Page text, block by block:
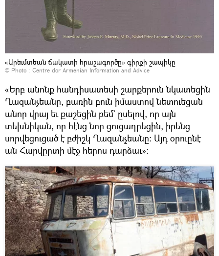
«Արեւմտեան ճակատի հրաշագործը» գիրքի շապիկը
© Photo : Centre dor Armenian Information and Advice
«Երբ անոնք հանդիսատեսի շարքերուն նկատեցին
Ղազանչեանը, բառին բուն իմաստով նետուեցան
անոր վրայ եւ քաշեցին բեմ` ըսելով, որ այն
տեխնիկան, որ հէնց նոր ցուցադրեցին, իրենց
սորվեցուցած է բժիշկ Ղազանչեանը: Այդ օրուընէ
ան Հարվըրտի մէջ հերոս դարձաւ»: